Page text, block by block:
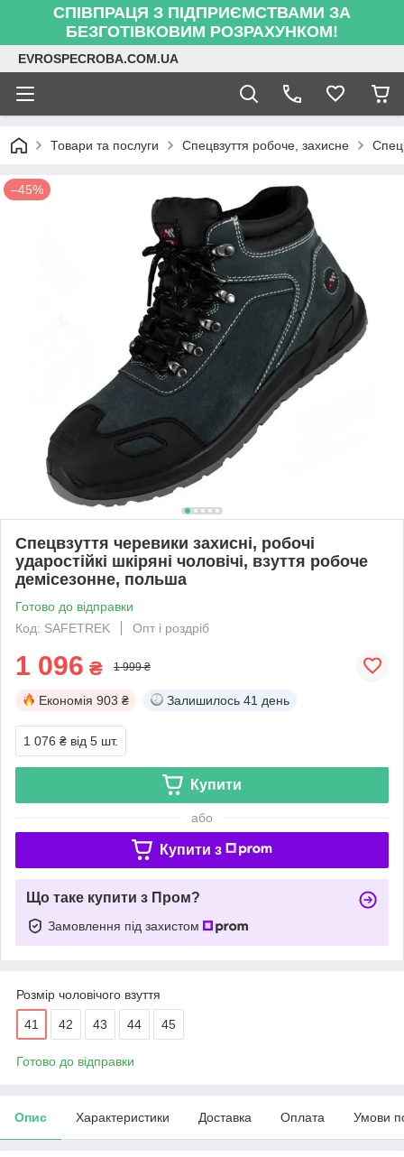
СПІВПРАЦЯ З ПІДПРИЄМСТВАМИ ЗА
БЕЗГОТІВКОВИМ РОЗРАХУНКОМ!
EVROSPECROBA.COM.UA
Товари та послуги Спецвзуття робоче, захисне
–45%
Спецвзуття черевики захисні, робочі
ударостійкі шкіряні чоловічі, взуття робоче
демісезонне, польша
Готово до відправки
Код: SAFETREK
Опт і роздріб
1 096 ₴ 1 999 ₴
Економія 903 ₴ Залишилось 41 день
1 076 ₴ від 5 шт.
Купити
або
Купити з
Що таке купити з Пром?
Замовлення під захистом
Розмір чоловічого взуття
41 42 43 44 45
Готово до відправки
Опис Характеристики Доставка Оплата Умови